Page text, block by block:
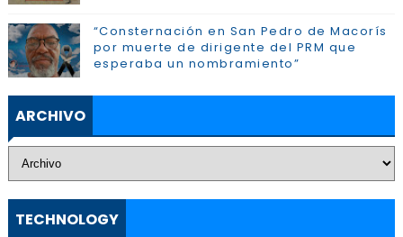
“Consternación en San Pedro de Macorís
por muerte de dirigente del PRM que
esperaba un nombramiento”
ARCHIVO
TECHNOLOGY